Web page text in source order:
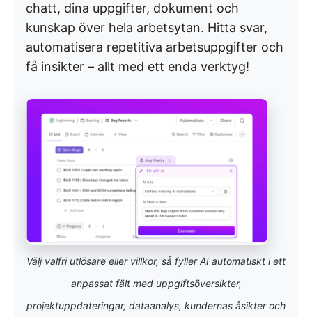
chatt, dina uppgifter, dokument och
kunskap över hela arbetsytan. Hitta svar,
automatisera repetitiva arbetsuppgifter och
få insikter – allt med ett enda verktyg!
Välj valfri utlösare eller villkor, så fyller AI automatiskt i ett
anpassat fält med uppgiftsöversikter,
projektuppdateringar, dataanalys, kundernas åsikter och